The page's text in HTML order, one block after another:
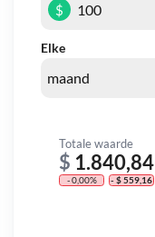
Elke
$
Totale waarde
$ 1.840,84
- 0,00% - $ 559,16